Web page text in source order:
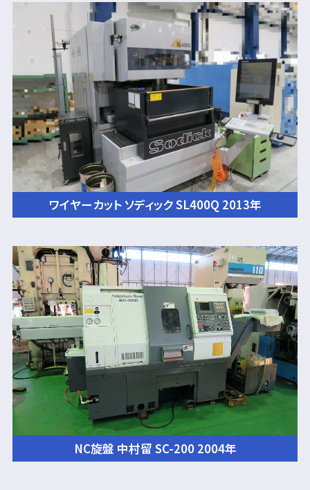
ワイヤーカット ソディック SL400Q 2013年
NC旋盤 中村留 SC-200 2004年